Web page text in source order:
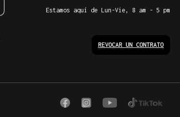
Estamos aquí de Lun-Vie, 8 am - 5 pm
REVOCAR UN CONTRATO